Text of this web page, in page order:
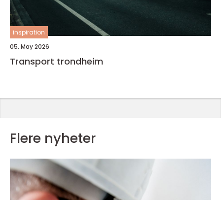
inspiration
05. May 2026
Transport trondheim
Flere nyheter